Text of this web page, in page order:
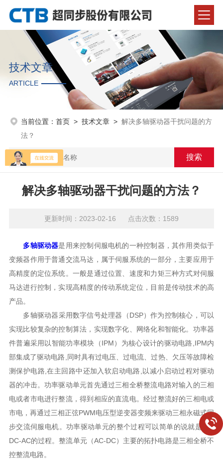
技术文章
ARTICLE
当前位置： 首页> 技术文章> 解决多轴驱动器干扰问题的方
法？
解决多轴驱动器干扰问题的方法？
更新时间：2023-02-16 点击次数：1589
多轴驱动器是用来控制伺服电机的一种控制器，其作用类似于
变频器作用于普通交流马达，属于伺服系统的一部分，主要应用于
高精度的定位系统。一般是通过位置、速度和力矩三种方式对伺服
马达进行控制，实现高精度的传动系统定位，目前是传动技术的高
产品。
多轴驱动器采用数字信号处理器（DSP）作为控制核心，可以
实现比较复杂的控制算法，实现数字化、网络化和智能化。功率器
件普遍采用以智能功率模块（IPM）为核心设计的驱动电路,IPM内
部集成了驱动电路,同时具有过电压、过电流、过热、欠压等故障检
测保护电路,在主回路中还加入软启动电路,以减小启动过程对驱动
器的冲击。功率驱动单元首先通过三相全桥整流电路对输入的三相
电或者市电进行整流，得到相应的直流电。经过整流好的三相电或
市电，再通过三相正弦PWM电压型逆变器变频来驱动三相永磁式同
步交流伺服电机。功率驱动单元的整个过程可以简单的说就是AC-
DC-AC的过程。整流单元（AC-DC）主要的拓扑电路是三相全桥不
控整流电路。